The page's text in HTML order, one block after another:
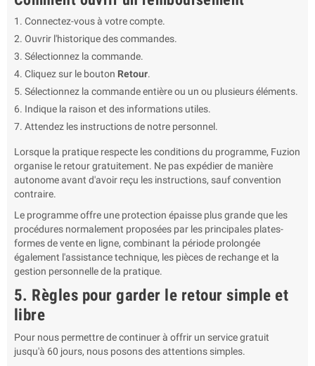
Connectez-vous à votre compte.
Ouvrir l'historique des commandes.
Sélectionnez la commande.
Cliquez sur le bouton Retour.
Sélectionnez la commande entière ou un ou plusieurs éléments.
Indique la raison et des informations utiles.
Attendez les instructions de notre personnel.
Lorsque la pratique respecte les conditions du programme, Fuzion
organise le retour gratuitement. Ne pas expédier de manière
autonome avant d'avoir reçu les instructions, sauf convention
contraire.
Le programme offre une protection épaisse plus grande que les
procédures normalement proposées par les principales plates-
formes de vente en ligne, combinant la période prolongée
également l'assistance technique, les pièces de rechange et la
gestion personnelle de la pratique.
5. Règles pour garder le retour simple et
libre
Pour nous permettre de continuer à offrir un service gratuit
jusqu'à 60 jours, nous posons des attentions simples.